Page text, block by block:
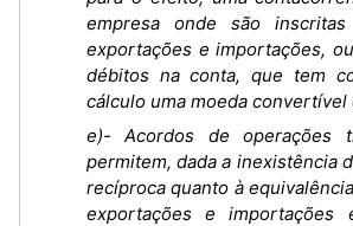
empresa onde são
exportações e importações,
débitos na conta, que tem
cálculo uma moeda
e)- Acordos de operações
permitem, dada a inexistência
recíproca quanto à
exportações e